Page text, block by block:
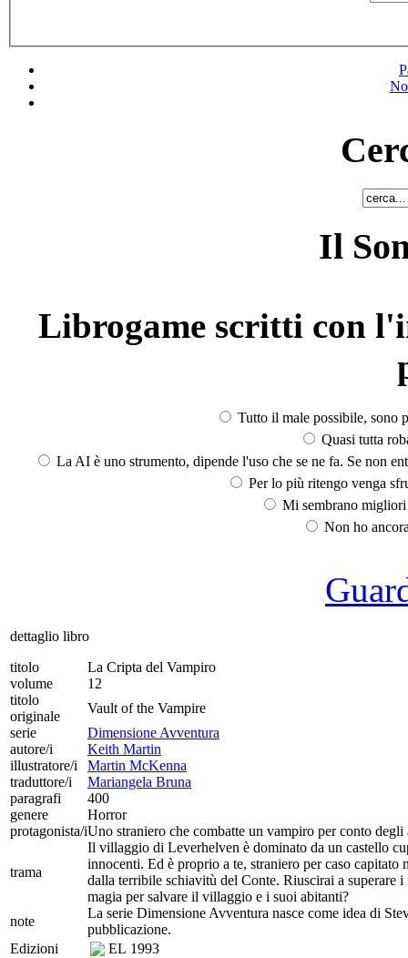
Il
Librogame scritti con
Tutto il male possibile, sono
Quasi tutta
La AI è uno strumento, dipende l'uso che se ne fa. Se non
Per lo più ritengo venga
Mi sembrano
Non ho
dettaglio libro
titolo
La Cripta del Vampiro
volume
12
titolo
originale
Vault of the Vampire
serie
Dimensione Avventura
autore/i
Keith Martin
illustratore/i
Martin McKenna
traduttore/i
Mariangela Bruna
paragrafi
400
genere
Horror
protagonista/iUno straniero che combatte un vampiro per conto
trama
Il villaggio di Leverhelven è dominato da un castello
innocenti. Ed è proprio a te, straniero per caso
dalla terribile schiavitù del Conte. Riuscirai a superare
magia per salvare il villaggio e i suoi abitanti?
note
La serie Dimensione Avventura nasce come idea di
pubblicazione.
Edizioni
EL 1993